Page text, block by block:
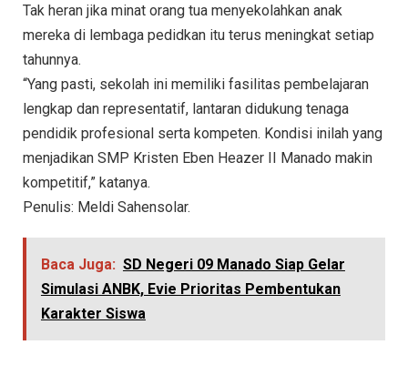
Tak heran jika minat orang tua menyekolahkan anak
mereka di lembaga pedidkan itu terus meningkat setiap
tahunnya.
“Yang pasti, sekolah ini memiliki fasilitas pembelajaran
lengkap dan representatif, lantaran didukung tenaga
pendidik profesional serta kompeten. Kondisi inilah yang
menjadikan SMP Kristen Eben Heazer II Manado makin
kompetitif,” katanya.
Penulis: Meldi Sahensolar.
Baca Juga: SD Negeri 09 Manado Siap Gelar
Simulasi ANBK, Evie Prioritas Pembentukan
Karakter Siswa